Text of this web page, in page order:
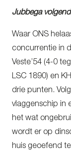
Jubbega
Waar ONS
concurrentie in
Veste’54 (4-0
LSC 1890) en
drie punten.
vlaggenschip in
het wat
wordt er op
huis geoefend